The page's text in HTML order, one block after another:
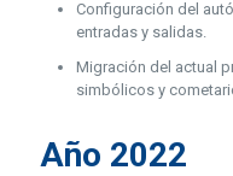
Configuración del
entradas y salidas.
Migración del actual
simbólicos y
Año 2022